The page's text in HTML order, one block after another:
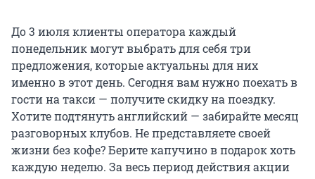
До 3 июля клиенты оператора каждый
понедельник могут выбрать для себя три
предложения, которые актуальны для них
именно в этот день. Сегодня вам нужно поехать в
гости на такси — получите скидку на поездку.
Хотите подтянуть английский — забирайте месяц
разговорных клубов. Не представляете своей
жизни без кофе? Берите капучино в подарок хоть
каждую неделю. За весь период действия акции